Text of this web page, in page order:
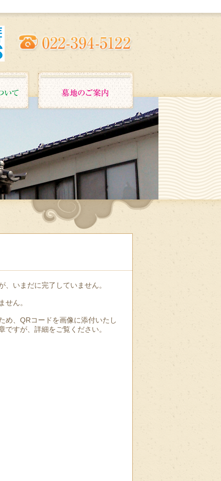
いまだに完了していません。
せん。
め、QRコードを画像に添付いたし
すが、詳細をご覧ください。